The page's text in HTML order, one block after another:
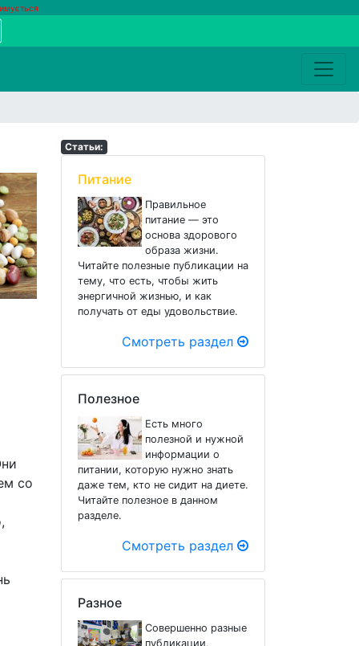
со
Статьи:
Питание
Правильное
питание — это
основа здорового
образа жизни.
Читайте полезные публикации на
тему, что есть, чтобы жить
энергичной жизнью, и как
получать от еды удовольствие.
Смотреть раздел
Полезное
Есть много
полезной и нужной
информации о
питании, которую нужно знать
даже тем, кто не сидит на диете.
Читайте полезное в данном
разделе.
Смотреть раздел
Разное
Совершенно разные
публикации,